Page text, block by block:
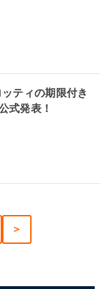
ティの期限付き
式発表！
＞